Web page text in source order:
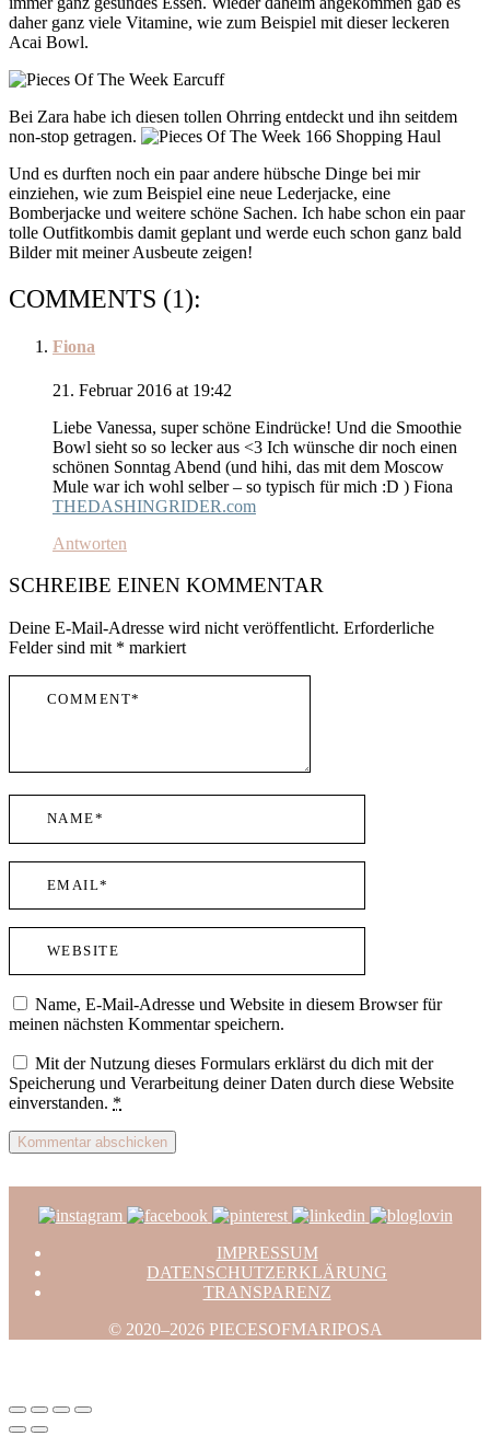
daher ganz viele Vitamine, wie zum Beispiel mit dieser leckeren
Acai Bowl.
Bei Zara habe ich diesen tollen Ohrring entdeckt und ihn seitdem
non-stop getragen.
Und es durften noch ein paar andere hübsche Dinge bei mir
einziehen, wie zum Beispiel eine neue Lederjacke, eine
Bomberjacke und weitere schöne Sachen. Ich habe schon ein paar
tolle Outfitkombis damit geplant und werde euch schon ganz bald
Bilder mit meiner Ausbeute zeigen!
COMMENTS (1):
Fiona
21. Februar 2016 at 19:42
Liebe Vanessa, super schöne Eindrücke! Und die Smoothie
Bowl sieht so so lecker aus <3 Ich wünsche dir noch einen
schönen Sonntag Abend (und hihi, das mit dem Moscow
Mule war ich wohl selber – so typisch für mich :D ) Fiona
THEDASHINGRIDER.com
Antworten
SCHREIBE EINEN KOMMENTAR
Deine E-Mail-Adresse wird nicht veröffentlicht. Erforderliche
Felder sind mit * markiert
Name, E-Mail-Adresse und Website in diesem Browser für
meinen nächsten Kommentar speichern.
Mit der Nutzung dieses Formulars erklärst du dich mit der
Speicherung und Verarbeitung deiner Daten durch diese Website
einverstanden. *
IMPRESSUM
DATENSCHUTZERKLÄRUNG
TRANSPARENZ
© 2020–2026 PIECESOFMARIPOSA